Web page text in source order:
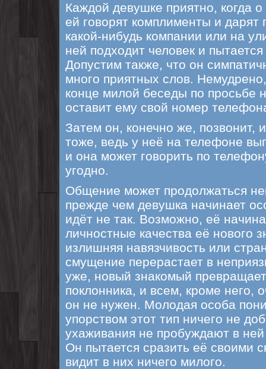
Каждой девушке приятно, когда о
ей говорят комплименты и дарят
какой-нибудь компании или на
ней подходит человек и
Допустим также, что он
много приятных слов.
конце милой беседы по просьбе
оставит ему свой номер
Затем он, конечно же, позвонит,
тоже, ведь у неё на телефоне
и она может говорить по
угодно.
Общение может продолжаться
прежде чем девушка начинает
идёт не так. Возможно, её
личностные качества её нового
излишняя навязчивость или
смущение перерастает в
уже, новый знакомый
поклонника, и всем, кроме него,
он не нужен. Молодая особа
упорством этот тип ничего не
ухаживания не пробуждают в
Он пытается сразить её своими
видит в них ничего милого.